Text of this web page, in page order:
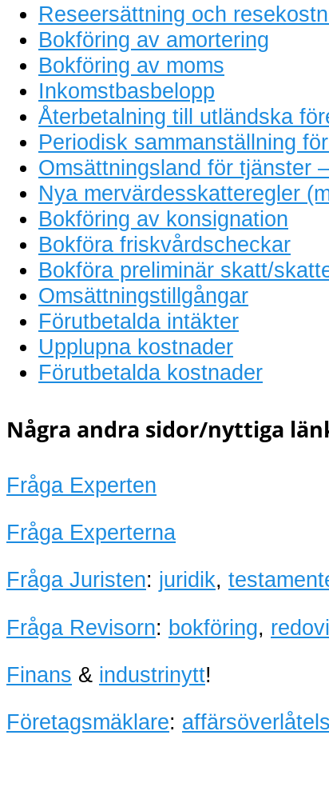
Reseersättning och
Bokföring av amortering
Bokföring av moms
Inkomstbasbelopp
Återbetalning till utländska
Periodisk sammanställning
Omsättningsland för tjänster
Nya mervärdesskatteregler
Bokföring av konsignation
Bokföra friskvårdscheckar
Bokföra preliminär skatt/
Omsättningstillgångar
Förutbetalda intäkter
Upplupna kostnader
Förutbetalda kostnader
Några andra sidor/nyttiga
Fråga Experten
Fråga Experterna
Fråga Juristen: juridik,
Fråga Revisorn: bokföring,
Finans & industrinytt!
Företagsmäklare: